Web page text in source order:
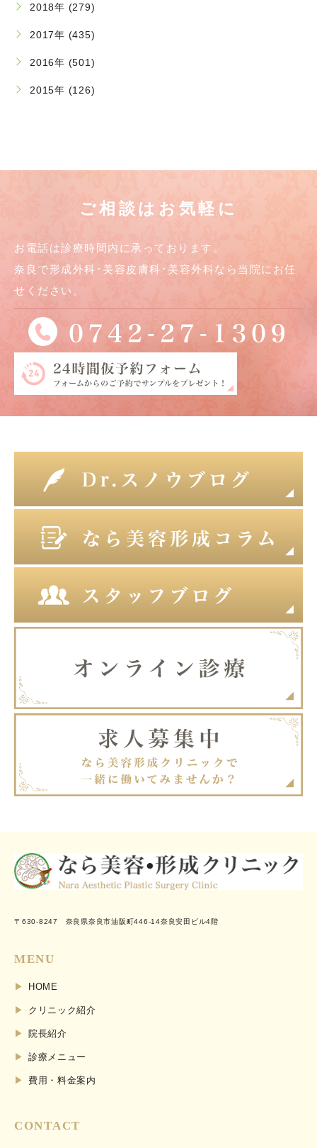
2018年 (279)
2017年 (435)
2016年 (501)
2015年 (126)
ご相談はお気軽に
お電話は診療時間内に承っております。
奈良で形成外科･美容皮膚科･美容外科なら当院にお任
せください。
〒630-8247 奈良県奈良市油阪町446-14奈良安田ビル4階
MENU
HOME
クリニック紹介
院長紹介
診療メニュー
費用・料金案内
CONTACT